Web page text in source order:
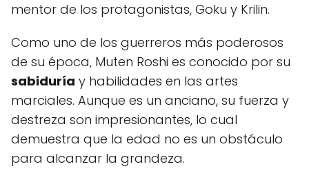
mentor de los protagonistas, Goku y Krilin.
Como uno de los guerreros más poderosos
de su época, Muten Roshi es conocido por su
sabiduría y habilidades en las artes
marciales. Aunque es un anciano, su fuerza y
destreza son impresionantes, lo cual
demuestra que la edad no es un obstáculo
para alcanzar la grandeza.